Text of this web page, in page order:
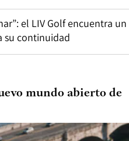
el LIV Golf encuentra un
su continuidad
mundo abierto de